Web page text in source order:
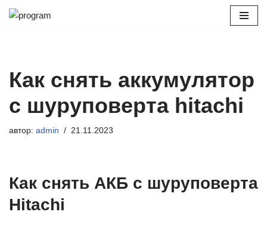
Как снять аккумулятор
с шуруповерта hitachi
автор: admin 21.11.2023
Как снять АКБ с шуруповерта
Hitachi